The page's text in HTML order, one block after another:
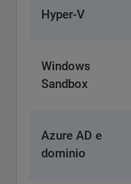
Hyper-V
Windows
Sandbox
Azure AD e
dominio